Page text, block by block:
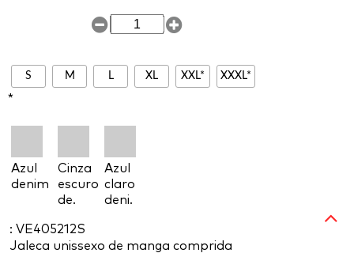
S M L XL XXL* XXXL*
*
Azul
denim
Cinza
escuro
de.
Azul
claro
deni.
: VE405212S
Jaleca unissexo de manga comprida